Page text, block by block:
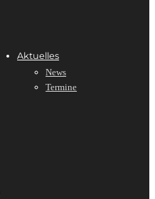
Aktuelles
News
Termine